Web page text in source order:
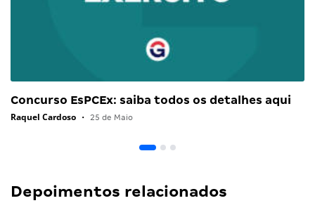
Concurso EsPCEx: saiba todos os detalhes aqui
Raquel Cardoso • 25 de Maio
Depoimentos relacionados